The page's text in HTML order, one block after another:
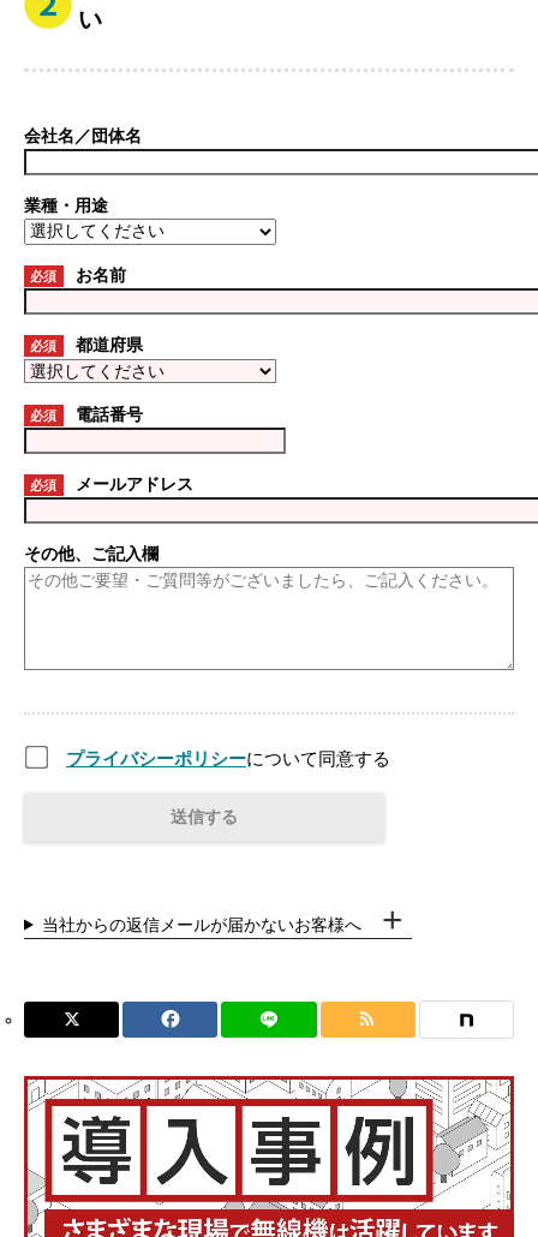
い
会社名／団体名
業種・用途
必須 お名前
必須 都道府県
必須 電話番号
必須 メールアドレス
その他、ご記入欄
プライバシーポリシーについて同意する
当社からの返信メールが届かないお客様へ